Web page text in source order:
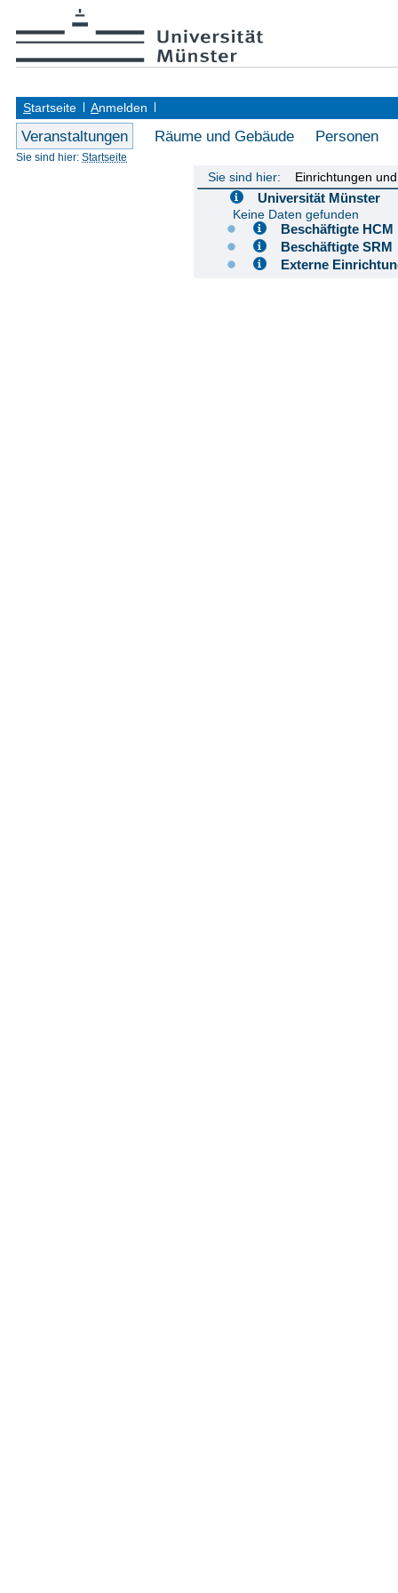
Startseite Anmelden
Veranstaltungen Räume und Gebäude Personen
Sie sind hier: Startseite
Sie sind hier: Einrichtungen
Universität Münster
Keine Daten gefunden
Beschäftigte
Beschäftigte
Externe